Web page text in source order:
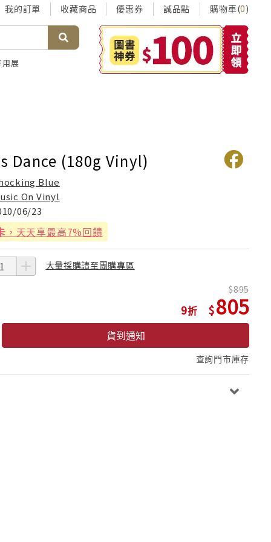
我的訂單 收藏商品 優惠券 誠品點 購物車(0)
用展
Dance (180g Vinyl)
Blue
On Vinyl
06/23
，天天享最高7%回饋
大量採購請至團購專區
9
895
805
貨到通知
查詢門市庫存